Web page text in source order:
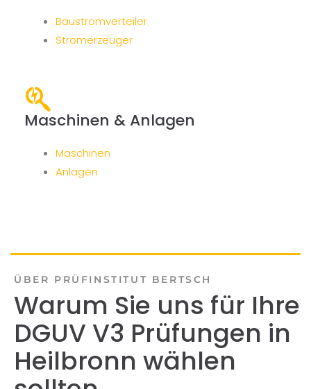
Baustromverteiler
Stromerzeuger
Maschinen & Anlagen
Maschinen
Anlagen
ÜBER PRÜFINSTITUT BERTSCH
Warum Sie uns für Ihre
DGUV V3 Prüfungen in
Heilbronn wählen